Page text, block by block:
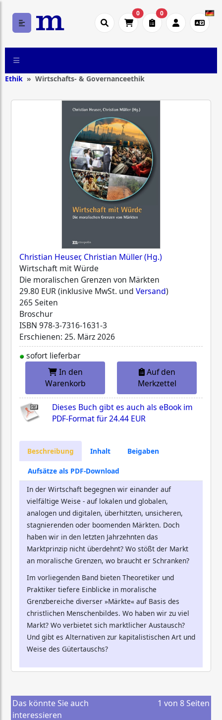
0 0
Ethik Wirtschafts- & Governanceethik
Christian Heuser, Christian Müller (Hg.)
Wirtschaft mit Würde
Die moralischen Grenzen von Märkten
29.80 EUR (inklusive MwSt. und Versand)
265 Seiten
Broschur
ISBN 978-3-7316-1631-3
Erschienen: 25. März 2026
sofort lieferbar
In den
Warenkorb
Auf den
Merkzettel
Dieses Buch gibt es auch als eBook im
PDF-Format für24.44 EUR
Beschreibung Inhalt Beigaben
Aufsätze als PDF-Download
In der Wirtschaft begegnen wir einander auf
vielfältige Weise - auf lokalen und globalen,
analogen und digitalen, überhitzten, unsicheren,
stagnierenden oder boomenden Märkten. Doch
haben wir in den letzten Jahrzehnten das
Marktprinzip nicht überdehnt? Wo stößt der Markt
an moralische Grenzen, wo braucht er Schranken?
Im vorliegenden Band bieten Theoretiker und
Praktiker tiefere Einblicke in moralische
Grenzbereiche diverser »Märkte« auf Basis des
christlichen Menschenbildes. Wo haben wir zu viel
Markt? Wo verbietet sich marktlicher Austausch?
Und gibt es Alternativen zur kapitalistischen Art und
Weise des Gütertauschs?
Das könnte Sie auch
interessieren
1 von 8 Seiten